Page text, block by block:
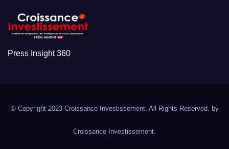
Press Insight 360
© Copyright 2023 Croissance Investissement. All Rights Reserved. by
Croissance Investissement.